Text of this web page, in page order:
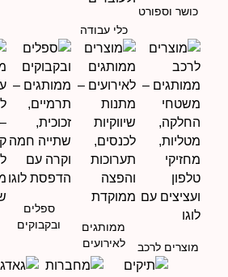
כושר וספורט
כלי עבודה
מוצרים לרכב
ממותגים
לאירועים
ספלים
ובקבוקים